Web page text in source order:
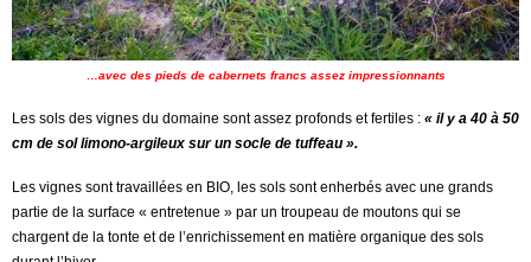
…avec des pieds de cabernets francs assez impressionnants
Les sols des vignes du domaine sont assez profonds et fertiles : « il y a 40 à 50
cm de sol limono-argileux sur un socle de tuffeau ».
Les vignes sont travaillées en BIO, les sols sont enherbés avec une grands
partie de la surface « entretenue » par un troupeau de moutons qui se
chargent de la tonte et de l’enrichissement en matière organique des sols